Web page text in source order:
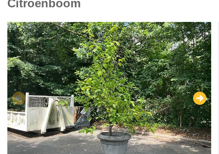
Citroenboom